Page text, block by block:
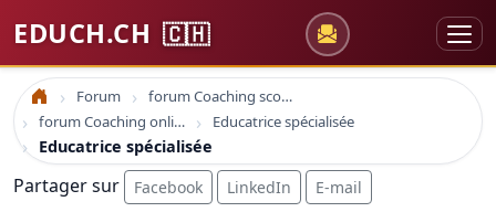
EDUCH.CH 🇨🇭
Accueil Forum
forum Coaching scolaire
forum Coaching online formation professionelle emploi education
Educatrice spécialisée
Educatrice spécialisée
Partager sur Facebook LinkedIn E-mail